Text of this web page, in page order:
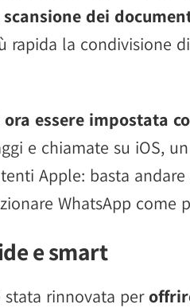
scansione dei
rapida la condivisione
ora essere impostata
e chiamate su iOS,
Apple: basta
WhatsApp come
e smart
stata rinnovata per